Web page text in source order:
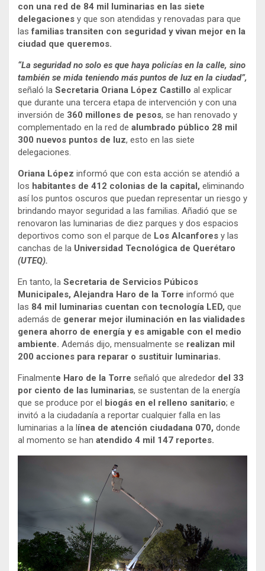
con una red de 84 mil luminarias en las siete
delegaciones y que son atendidas y renovadas para que
las familias transiten con seguridad y vivan mejor en la
ciudad que queremos.
“La seguridad no solo es que haya policías en la calle, sino
también se mida teniendo más puntos de luz en la ciudad”,
señaló la Secretaria Oriana López Castillo al explicar
que durante una tercera etapa de intervención y con una
inversión de 360 millones de pesos, se han renovado y
complementado en la red de alumbrado público 28 mil
300 nuevos puntos de luz, esto en las siete
delegaciones.
Oriana López informó que con esta acción se atendió a
los habitantes de 412 colonias de la capital, eliminando
así los puntos oscuros que puedan representar un riesgo y
brindando mayor seguridad a las familias. Añadió que se
renovaron las luminarias de diez parques y dos espacios
deportivos como son el parque de Los Alcanfores y las
canchas de la Universidad Tecnológica de Querétaro
(UTEQ).
En tanto, la Secretaria de Servicios Púbicos
Municipales, Alejandra Haro de la Torre informó que
las 84 mil luminarias cuentan con tecnología LED, que
además de generar mejor iluminación en las vialidades
genera ahorro de energía y es amigable con el medio
ambiente. Además dijo, mensualmente se realizan mil
200 acciones para reparar o sustituir luminarias.
Finalmente Haro de la Torre señaló que alrededor del 33
por ciento de las luminarias, se sustentan de la energía
que se produce por el biogás en el relleno sanitario; e
invitó a la ciudadanía a reportar cualquier falla en las
luminarias a la línea de atención ciudadana 070, donde
al momento se han atendido 4 mil 147 reportes.